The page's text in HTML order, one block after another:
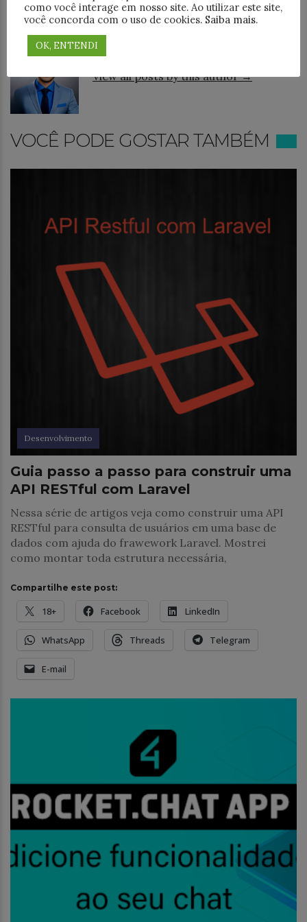
ABOUT AUTHOR
Lucas Gomes
View all posts by this author →
VOCÊ PODE GOSTAR TAMBÉM
Desenvolvimento
Guia passo a passo para construir uma
API RESTful com Laravel
Nessa série de artigos veja como construir uma API
RESTful para consulta de usuários em uma base de
dados com ajuda do frawework Laravel. Mostrei
como montar toda estrutura necessária,
Compartilhe este post:
18+ Facebook LinkedIn
WhatsApp Threads Telegram
E-mail
como você interage em nosso site. Ao utilizar este site,
você concorda com o uso de cookies. Saiba mais.
OK, ENTENDI